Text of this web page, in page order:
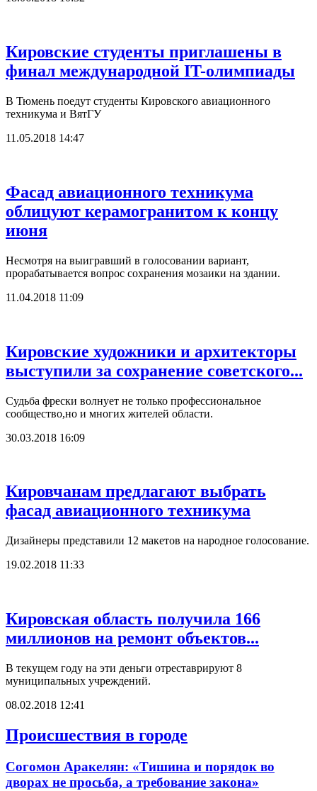
Кировские студенты приглашены в
финал международной IT-олимпиады
В Тюмень поедут студенты Кировского авиационного
техникума и ВятГУ
11.05.2018 14:47
Фасад авиационного техникума
облицуют керамогранитом к концу
июня
Несмотря на выигравший в голосовании вариант,
прорабатывается вопрос сохранения мозаики на здании.
11.04.2018 11:09
Кировские художники и архитекторы
выступили за сохранение советского...
Судьба фрески волнует не только профессиональное
сообщество,но и многих жителей области.
30.03.2018 16:09
Кировчанам предлагают выбрать
фасад авиационного техникума
Дизайнеры представили 12 макетов на народное голосование.
19.02.2018 11:33
Кировская область получила 166
миллионов на ремонт объектов...
В текущем году на эти деньги отреставрируют 8
муниципальных учреждений.
08.02.2018 12:41
Происшествия в городе
Согомон Аракелян: «Тишина и порядок во
дворах не просьба, а требование закона»